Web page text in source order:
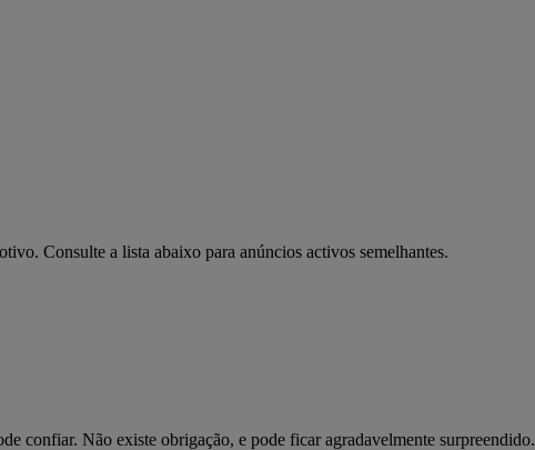
Consulte a lista abaixo para anúncios activos semelhantes.
confiar. Não existe obrigação, e pode ficar agradavelmente surpreendido.